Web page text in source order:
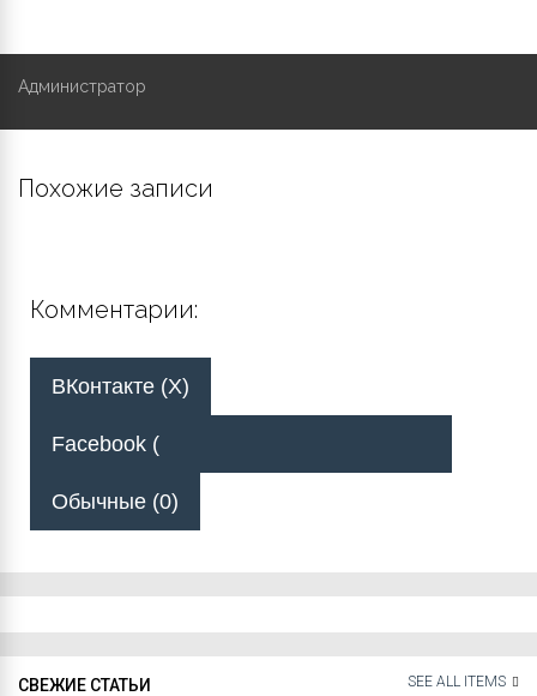
Администратор
Похожие записи
Комментарии:
ВКонтакте (X)
Facebook (
Обычные (0)
СВЕЖИЕ СТАТЬИ SEE ALL ITEMS